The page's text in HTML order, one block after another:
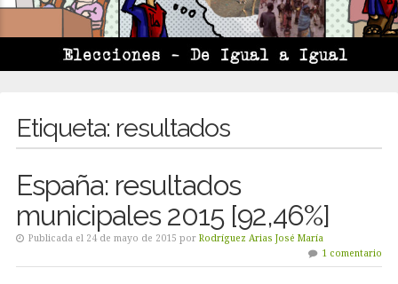
Etiqueta: resultados
España: resultados
municipales 2015 [92,46%]
Publicada el 24 de mayo de 2015 por Rodríguez Arias José María
1 comentario